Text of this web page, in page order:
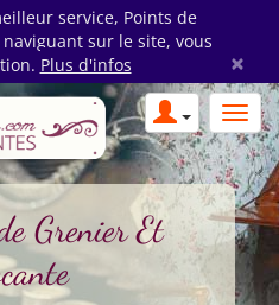
service, Points de
sur le site, vous
Plus d'infos ×
Grenier Et